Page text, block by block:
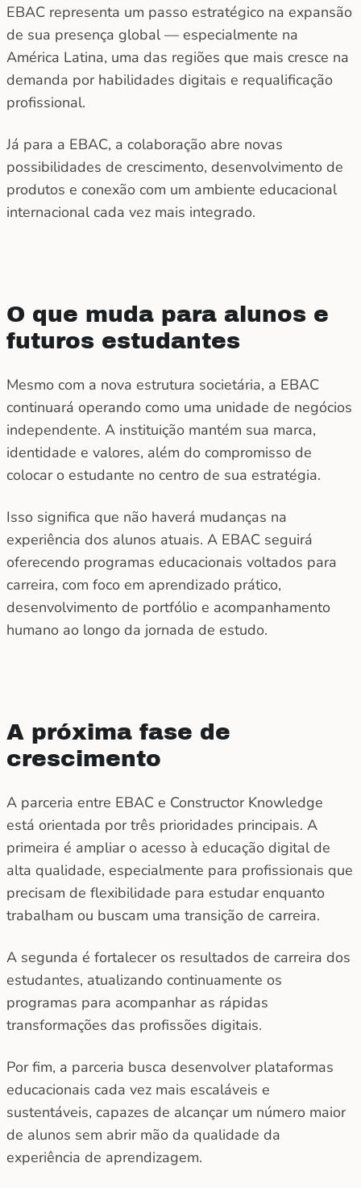
EBAC representa um passo estratégico na expansão
de sua presença global — especialmente na
América Latina, uma das regiões que mais cresce na
demanda por habilidades digitais e requalificação
profissional.
Já para a EBAC, a colaboração abre novas
possibilidades de crescimento, desenvolvimento de
produtos e conexão com um ambiente educacional
internacional cada vez mais integrado.
O que muda para alunos e
futuros estudantes
Mesmo com a nova estrutura societária, a EBAC
continuará operando como uma unidade de negócios
independente. A instituição mantém sua marca,
identidade e valores, além do compromisso de
colocar o estudante no centro de sua estratégia.
Isso significa que não haverá mudanças na
experiência dos alunos atuais. A EBAC seguirá
oferecendo programas educacionais voltados para
carreira, com foco em aprendizado prático,
desenvolvimento de portfólio e acompanhamento
humano ao longo da jornada de estudo.
A próxima fase de
crescimento
A parceria entre EBAC e Constructor Knowledge
está orientada por três prioridades principais. A
primeira é ampliar o acesso à educação digital de
alta qualidade, especialmente para profissionais que
precisam de flexibilidade para estudar enquanto
trabalham ou buscam uma transição de carreira.
A segunda é fortalecer os resultados de carreira dos
estudantes, atualizando continuamente os
programas para acompanhar as rápidas
transformações das profissões digitais.
Por fim, a parceria busca desenvolver plataformas
educacionais cada vez mais escaláveis e
sustentáveis, capazes de alcançar um número maior
de alunos sem abrir mão da qualidade da
experiência de aprendizagem.